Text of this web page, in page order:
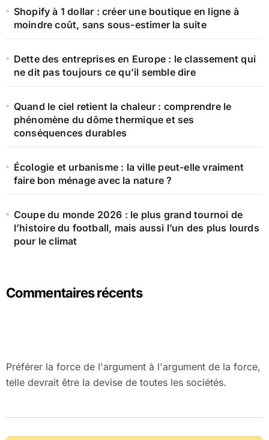
e Shopify à 1 dollar : créer une boutique en ligne à
moindre coût, sans sous-estimer la suite
Dette des entreprises en Europe : le classement qui
ne dit pas toujours ce qu’il semble dire
Quand le ciel retient la chaleur : comprendre le
phénomène du dôme thermique et ses
conséquences durables
Écologie et urbanisme : la ville peut-elle vraiment
faire bon ménage avec la nature ?
Coupe du monde 2026 : le plus grand tournoi de
l’histoire du football, mais aussi l’un des plus lourds
pour le climat
Commentaires récents
Préférer la force de l'argument à l'argument de la force,
telle devrait être la devise de toutes les sociétés.